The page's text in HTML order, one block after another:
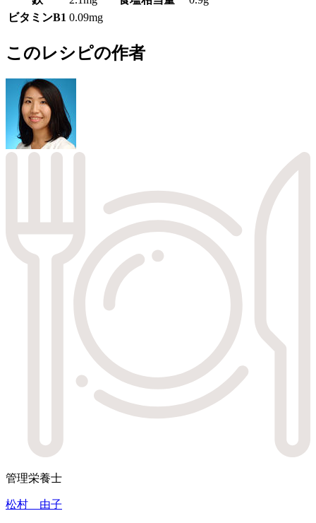
ビタミンB1 0.09mg
このレシピの作者
管理栄養士
松村 由子